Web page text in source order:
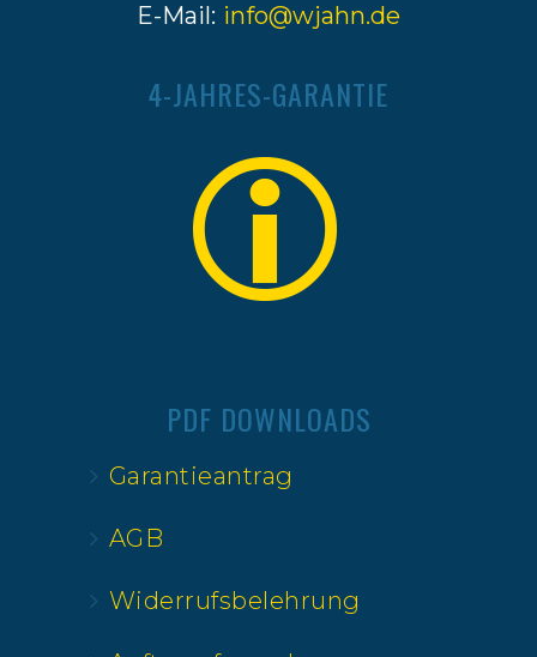
E-Mail: info@wjahn.de
4-JAHRES-GARANTIE
PDF DOWNLOADS
Garantieantrag
AGB
Widerrufsbelehrung